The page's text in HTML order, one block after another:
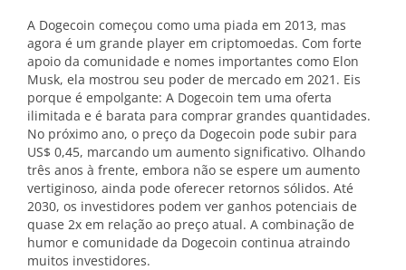
A Dogecoin começou como uma piada em 2013, mas
agora é um grande player em criptomoedas. Com forte
apoio da comunidade e nomes importantes como Elon
Musk, ela mostrou seu poder de mercado em 2021. Eis
porque é empolgante: A Dogecoin tem uma oferta
ilimitada e é barata para comprar grandes quantidades.
No próximo ano, o preço da Dogecoin pode subir para
US$ 0,45, marcando um aumento significativo. Olhando
três anos à frente, embora não se espere um aumento
vertiginoso, ainda pode oferecer retornos sólidos. Até
2030, os investidores podem ver ganhos potenciais de
quase 2x em relação ao preço atual. A combinação de
humor e comunidade da Dogecoin continua atraindo
muitos investidores.